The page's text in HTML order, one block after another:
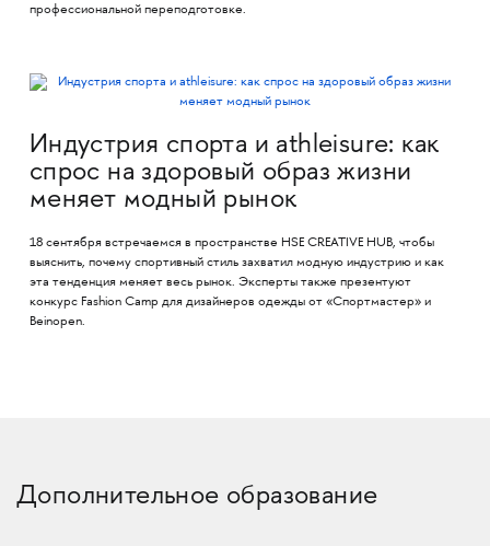
профессиональной переподготовке.
Индустрия спорта и athleisure: как
спрос на здоровый образ жизни
меняет модный рынок
18 сентября встречаемся в пространстве HSE CREATIVE HUB, чтобы
выяснить, почему спортивный стиль захватил модную индустрию и как
эта тенденция меняет весь рынок. Эксперты также презентуют
конкурс Fashion Camp для дизайнеров одежды от «Спортмастер» и
Beinopen.
Дополнительное образование